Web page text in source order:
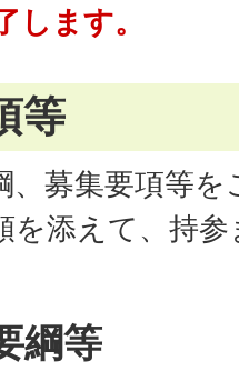
します。
等
、募集要項等
を添えて、持
綱等